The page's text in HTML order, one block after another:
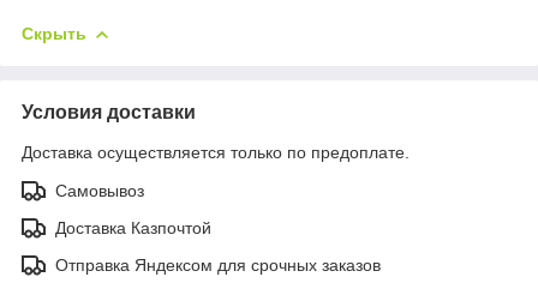
Скрыть
Условия доставки
Доставка осуществляется только по предоплате.
Самовывоз
Доставка Казпочтой
Отправка Яндексом для срочных заказов